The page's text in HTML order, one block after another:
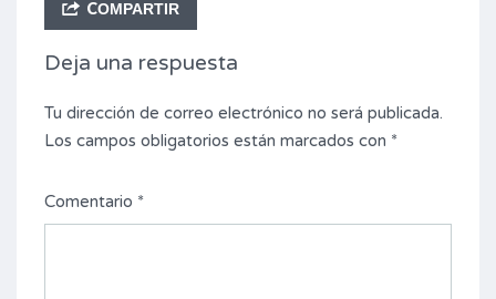
COMPARTIR
Deja una respuesta
Tu dirección de correo electrónico no será publicada.
Los campos obligatorios están marcados con *
Comentario *